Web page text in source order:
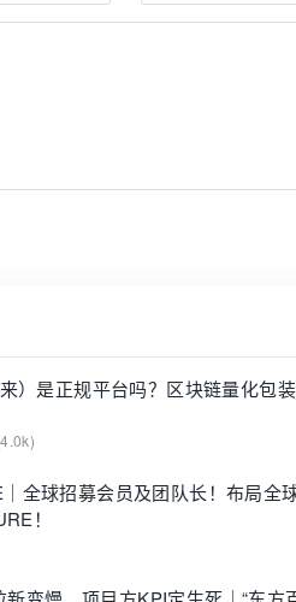
）是正规平台吗？区块链量化
全球招募会员及团队长！布局全
！